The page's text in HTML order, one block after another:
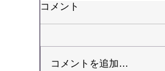
コメント
コメントを追加…